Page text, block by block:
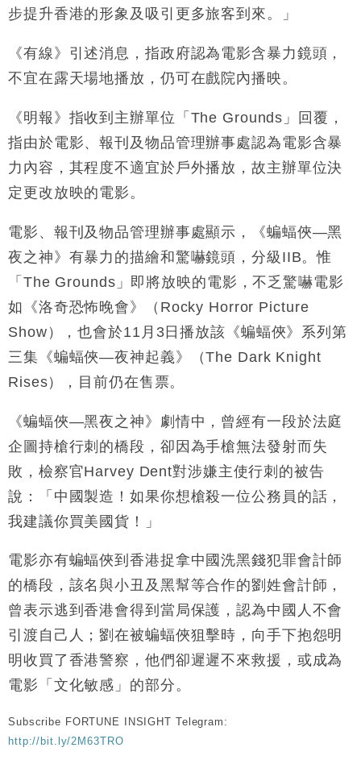
步提升香港的形象及吸引更多旅客到來。」
《有線》引述消息，指政府認為電影含暴力鏡頭，
不宜在露天場地播放，仍可在戲院內播映。
《明報》指收到主辦單位「The Grounds」回覆，
指由於電影、報刊及物品管理辦事處認為電影含暴
力內容，其程度不適宜於戶外播放，故主辦單位決
定更改放映的電影。
電影、報刊及物品管理辦事處顯示，《蝙蝠俠—黑
夜之神》有暴力的描繪和驚嚇鏡頭，分級IIB。惟
「The Grounds」即將放映的電影，不乏驚嚇電影
如《洛奇恐怖晚會》（Rocky Horror Picture
Show），也會於11月3日播放該《蝙蝠俠》系列第
三集《蝙蝠俠—夜神起義》（The Dark Knight
Rises），目前仍在售票。
《蝙蝠俠—黑夜之神》劇情中，曾經有一段於法庭
企圖持槍行刺的橋段，卻因為手槍無法發射而失
敗，檢察官Harvey Dent對涉嫌主使行刺的被告
說：「中國製造！如果你想槍殺一位公務員的話，
我建議你買美國貨！」
電影亦有蝙蝠俠到香港捉拿中國洗黑錢犯罪會計師
的橋段，該名與小丑及黑幫等合作的劉姓會計師，
曾表示逃到香港會得到當局保護，認為中國人不會
引渡自己人；劉在被蝙蝠俠狙擊時，向手下抱怨明
明收買了香港警察，他們卻遲遲不來救援，或成為
電影「文化敏感」的部分。
Subscribe FORTUNE INSIGHT Telegram:
http://bit.ly/2M63TRO